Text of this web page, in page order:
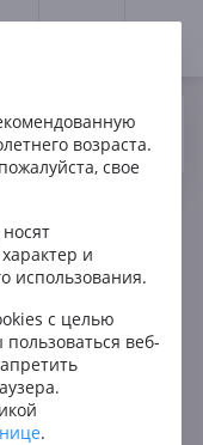
Да
Франция
AOC
возраста.
свое
и
использования.
с целью
веб-
.